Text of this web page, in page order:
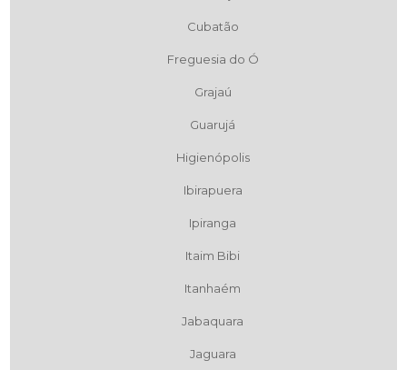
Cubatão
Freguesia do Ó
Grajaú
Guarujá
Higienópolis
Ibirapuera
Ipiranga
Itaim Bibi
Itanhaém
Jabaquara
Jaguara